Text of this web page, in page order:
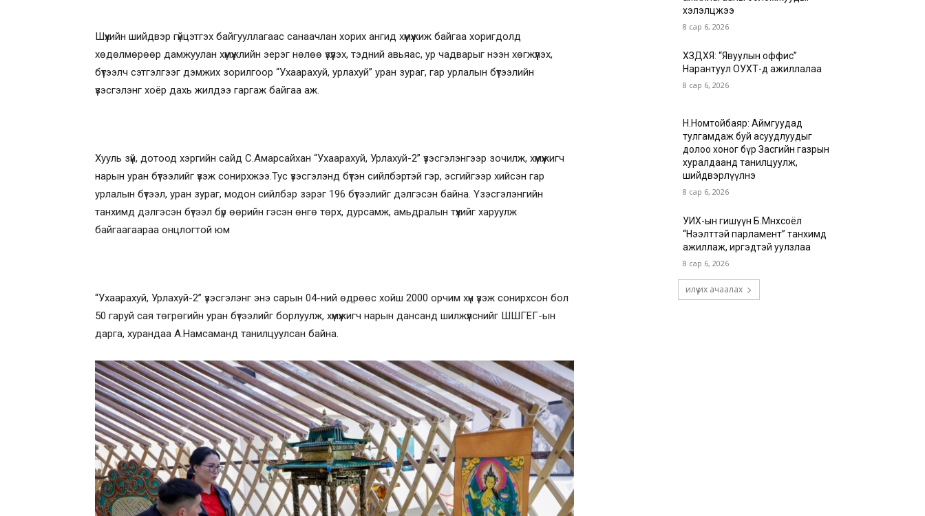
Шүүхийн шийдвэр гүйцэтгэх байгууллагаас санаачлан хорих ангид хүмүүжиж байгаа хоригдолд
хөдөлмөрөөр дамжуулан хүмүүжлийн эерэг нөлөө үзүүлэх, тэдний авьяас, ур чадварыг нээн хөгжүүлэх,
бүтээлч сэтгэлгээг дэмжих зорилгоор “Ухаарахуй, урлахуй” уран зураг, гар урлалын бүтээлийн
үзэсгэлэнг хоёр дахь жилдээ гаргаж байгаа аж.
Хууль зүй, дотоод хэргийн сайд С.Амарсайхан “Ухаарахуй, Урлахуй-2” үзэсгэлэнгээр зочилж, хүмүүжигч
нарын уран бүтээлийг үзэж сонирхжээ.Тус үзэсгэлэнд бүтэн сийлбэртэй гэр, эсгийгээр хийсэн гар
урлалын бүтээл, уран зураг, модон сийлбэр зэрэг 196 бүтээлийг дэлгэсэн байна. Үзэсгэлэнгийн
танхимд дэлгэсэн бүтээл бүр өөрийн гэсэн өнгө төрх, дурсамж, амьдралын түүхийг харуулж
байгаагаараа онцлогтой юм
“Ухаарахуй, Урлахуй-2” үзэсгэлэнг энэ сарын 04-ний өдрөөс хойш 2000 орчим хүн үзэж сонирхсон бол
50 гаруй сая төгрөгийн уран бүтээлийг борлуулж, хүмүүжигч нарын дансанд шилжүүлснийг ШШГЕГ-ын
дарга, хурандаа А.Намсаманд танилцуулсан байна.
хэлэлцжээ
8 сар 6, 2026
ХЗДХЯ: “Явуулын оффис”
Нарантуул ОУХТ-д ажиллалаа
8 сар 6, 2026
Н.Номтойбаяр: Аймгуудад
тулгамдаж буй асуудлуудыг
долоо хоног бүр Засгийн газрын
хуралдаанд танилцуулж,
шийдвэрлүүлнэ
8 сар 6, 2026
УИХ-ын гишүүн Б.Мөнхсоёл
“Нээлттэй парламент” танхимд
ажиллаж, иргэдтэй уулзлаа
8 сар 6, 2026
илүү их ачаалах